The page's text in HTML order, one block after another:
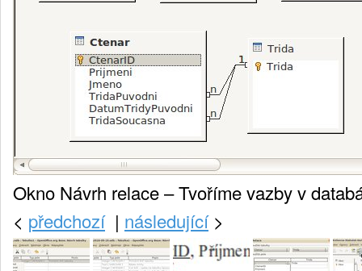
Okno Návrh relace – Tvoříme vazby v
< předchozí| následující>